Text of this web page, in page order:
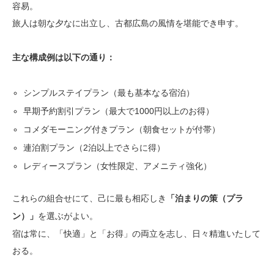
容易。
旅人は朝な夕なに出立し、古都広島の風情を堪能でき申す。
主な構成例は以下の通り：
シンプルステイプラン（最も基本なる宿泊）
早期予約割引プラン（最大で1000円以上のお得）
コメダモーニング付きプラン（朝食セットが付帯）
連泊割プラン（2泊以上でさらに得）
レディースプラン（女性限定、アメニティ強化）
これらの組合せにて、己に最も相応しき
「泊まりの策（プラ
ン）」 を選ぶがよい。
宿は常に、「快適」と「お得」の両立を志し、日々精進いたして
おる。